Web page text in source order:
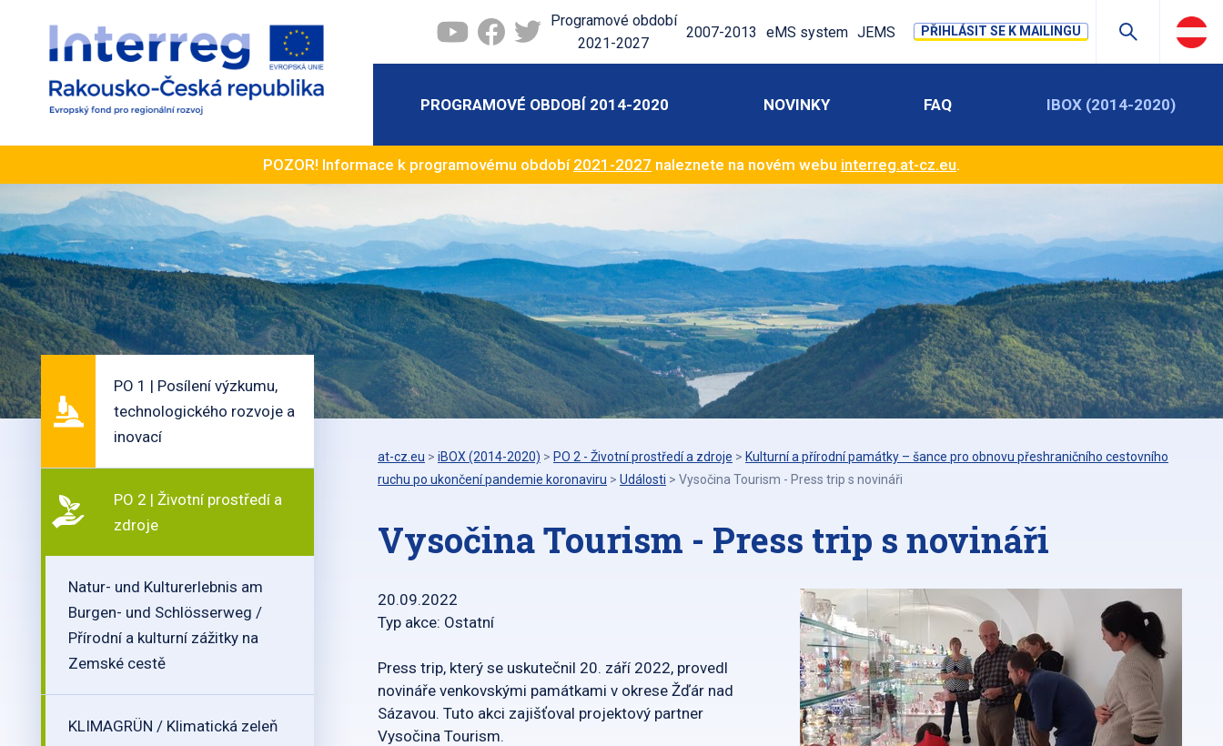
Programové období
2021-2027
2007-2013 eMS system JEMS PŘIHLÁSIT SE K MAILINGU
PROGRAMOVÉ OBDOBÍ 2014-2020 NOVINKY FAQ IBOX (2014-2020)
POZOR! Informace k programovému období 2021-2027 naleznete na novém webu interreg.at-cz.eu.
PO 1 | Posílení výzkumu,
technologického rozvoje a
inovací
PO 2 | Životní prostředí a
zdroje
Natur- und Kulturerlebnis am
Burgen- und Schlösserweg /
Přírodní a kulturní zážitky na
Zemské cestě
KLIMAGRÜN / Klimatická zeleň
at-cz.eu > iBOX (2014-2020) > PO 2 - Životní prostředí a zdroje > Kulturní a přírodní památky – šance pro obnovu přeshraničního cestovního
ruchu po ukončení pandemie koronaviru > Události > Vysočina Tourism - Press trip s novináři
Vysočina Tourism - Press trip s novináři
20.09.2022
Typ akce: Ostatní
Press trip, který se uskutečnil 20. září 2022, provedl
novináře venkovskými památkami v okrese Žďár nad
Sázavou. Tuto akci zajišťoval projektový partner
Vysočina Tourism.